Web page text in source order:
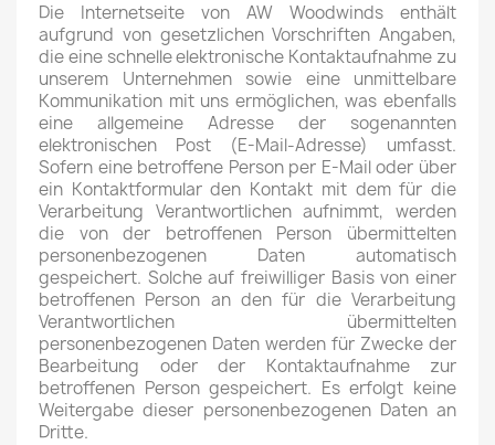
Die Internetseite von AW Woodwinds enthält
aufgrund von gesetzlichen Vorschriften Angaben,
die eine schnelle elektronische Kontaktaufnahme zu
unserem Unternehmen sowie eine unmittelbare
Kommunikation mit uns ermöglichen, was ebenfalls
eine allgemeine Adresse der sogenannten
elektronischen Post (E-Mail-Adresse) umfasst.
Sofern eine betroffene Person per E-Mail oder über
ein Kontaktformular den Kontakt mit dem für die
Verarbeitung Verantwortlichen aufnimmt, werden
die von der betroffenen Person übermittelten
personenbezogenen Daten automatisch
gespeichert. Solche auf freiwilliger Basis von einer
betroffenen Person an den für die Verarbeitung
Verantwortlichen übermittelten
personenbezogenen Daten werden für Zwecke der
Bearbeitung oder der Kontaktaufnahme zur
betroffenen Person gespeichert. Es erfolgt keine
Weitergabe dieser personenbezogenen Daten an
Dritte.